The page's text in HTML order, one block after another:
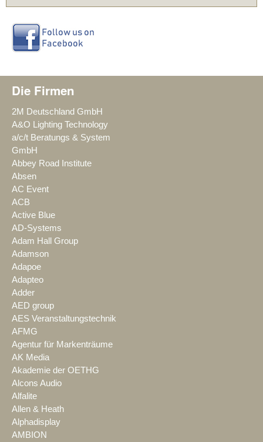
Die Firmen
2M Deutschland GmbH
A&O Lighting Technology
a/c/t Beratungs & System
GmbH
Abbey Road Institute
Absen
AC Event
ACB
Active Blue
AD-Systems
Adam Hall Group
Adamson
Adapoe
Adapteo
Adder
AED group
AES Veranstaltungstechnik
AFMG
Agentur für Markenträume
AK Media
Akademie der OETHG
Alcons Audio
Alfalite
Allen & Heath
Alphadisplay
AMBION